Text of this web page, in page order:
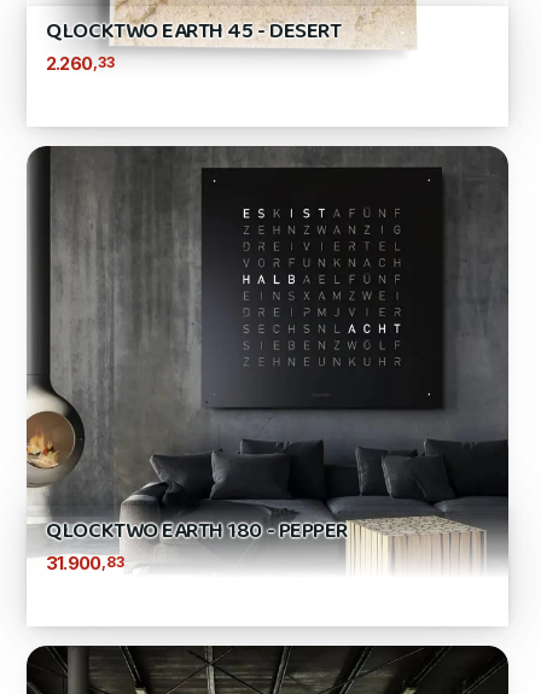
QLOCKTWO EARTH 45 - DESERT
2.260 ,33
QLOCKTWO EARTH 180 - PEPPER
31.900,83